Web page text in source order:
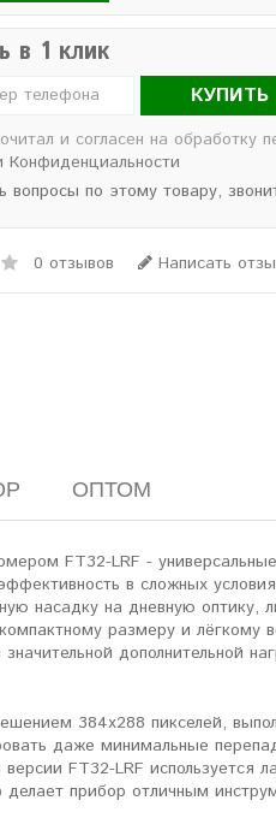
в 1 клик
КУПИТЬ
и согласен на обработку
Конфиденциальности
вопросы по этому товару,
0 отзывов Написать
ОПТОМ
FT32-LRF -
в сложных
насадку на дневную оптику,
размеру и лёгкому
дополнительной
384x288 пикселей,
даже минимальные
FT32-LRF используется
прибор отличным